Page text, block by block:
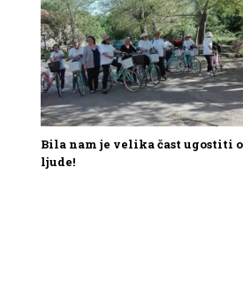
Bila nam je velika čast ugostiti
ljude!